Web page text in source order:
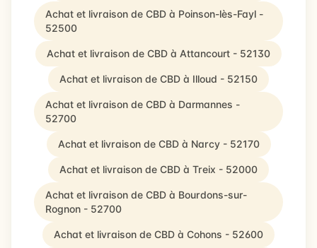
Achat et livraison de CBD à Poinson-lès-Fayl -
52500
Achat et livraison de CBD à Attancourt - 52130
Achat et livraison de CBD à Illoud - 52150
Achat et livraison de CBD à Darmannes -
52700
Achat et livraison de CBD à Narcy - 52170
Achat et livraison de CBD à Treix - 52000
Achat et livraison de CBD à Bourdons-sur-
Rognon - 52700
Achat et livraison de CBD à Cohons - 52600